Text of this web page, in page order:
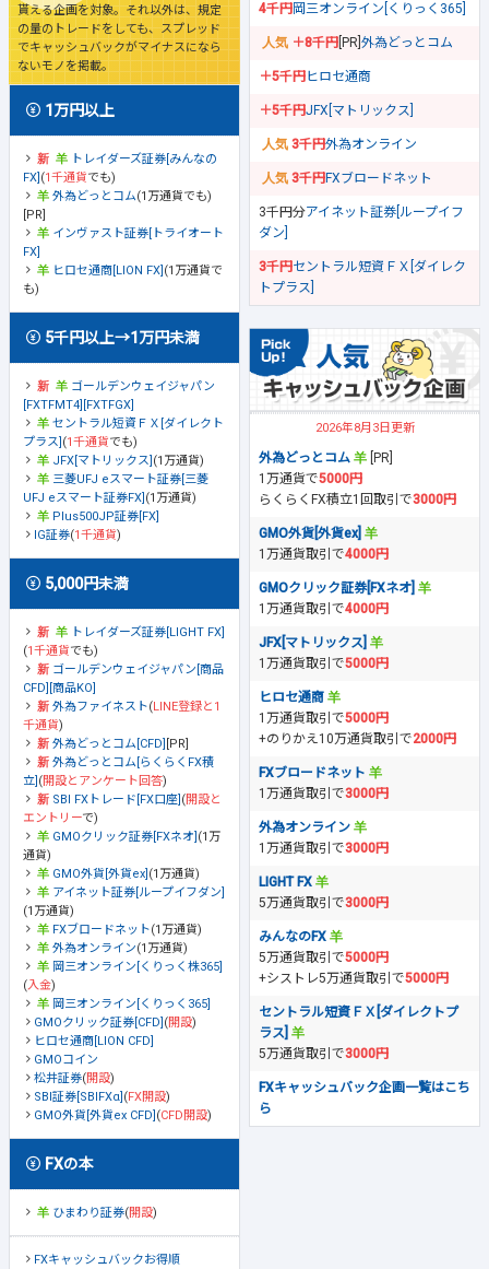
貰える企画を対象。それ以外は、規定
の量のトレードをしても、スプレッド
でキャッシュバックがマイナスになら
ないモノを掲載。
1万円以上
トレイダーズ証券[みんなの
FX] (1千通貨でも)
外為どっとコム(1万通貨でも)
[PR]
インヴァスト証券[トライオート
FX]
ヒロセ通商[LION FX] (1万通貨で
も)
5千円以上→1万円未満
ゴールデンウェイジャパン
[FXTFMT4][FXTFGX]
セントラル短資ＦＸ[ダイレクト
プラス] (1千通貨でも)
JFX[マトリックス] (1万通貨)
三菱UFJ eスマート証券[三菱
UFJ eスマート証券FX] (1万通貨)
Plus500JP証券[FX]
IG証券(1千通貨)
5,000円未満
トレイダーズ証券[LIGHT FX]
(1千通貨でも)
ゴールデンウェイジャパン[商品
CFD][商品KO]
外為ファイネスト(LINE登録と1
千通貨)
外為どっとコム[CFD] [PR]
外為どっとコム[らくらくFX積
立] (開設とアンケート回答)
SBI FXトレード[FX口座] (開設と
エントリーで)
GMOクリック証券[FXネオ] (1万
通貨)
GMO外貨[外貨ex] (1万通貨)
アイネット証券[ループイフダン]
(1万通貨)
FXブロードネット(1万通貨)
外為オンライン(1万通貨)
岡三オンライン[くりっく株365]
(入金)
岡三オンライン[くりっく365]
GMOクリック証券[CFD] (開設)
ヒロセ通商[LION CFD]
GMOコイン
松井証券(開設)
SBI証券[SBIFXα] (FX開設)
GMO外貨[外貨ex CFD] (CFD開設)
FXの本
ひまわり証券(開設)
FXキャッシュバックお得順
4千円岡三オンライン[くりっく365]
＋8千円 [PR] 外為どっとコム
＋5千円ヒロセ通商
＋5千円JFX[マトリックス]
3千円外為オンライン
3千円FXブロードネット
3千円分アイネット証券[ループイフ
ダン]
3千円セントラル短資ＦＸ[ダイレク
トプラス]
2026年8月3日更新
外為どっとコム
[PR]
1万通貨で5000円
らくらくFX積立1回取引で3000円
GMO外貨[外貨ex]
1万通貨取引で4000円
GMOクリック証券[FXネオ]
1万通貨取引で4000円
JFX[マトリックス]
1万通貨取引で5000円
ヒロセ通商
1万通貨取引で5000円
+のりかえ10万通貨取引で2000円
FXブロードネット
1万通貨取引で3000円
外為オンライン
1万通貨取引で3000円
LIGHT FX
5万通貨取引で3000円
みんなのFX
5万通貨取引で5000円
+シストレ5万通貨取引で5000円
セントラル短資ＦＸ[ダイレクトプ
ラス]
5万通貨取引で3000円
FXキャッシュバック企画一覧はこち
ら